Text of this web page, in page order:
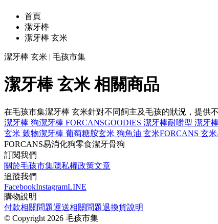
首頁
潔牙棒
潔牙棒 玄米
潔牙棒 玄米 | 毛孩市集
潔牙棒 玄米 相關商品
在毛孩市集潔牙棒 玄米針對不同飼主及毛孩的狀況，提供
潔牙棒 狗潔牙棒 FORCANSGOODIES 潔牙棒耐嚼型 潔牙棒
玄米 穀物潔牙棒 葡萄糖胺玄米 狗魚油 玄米FORCANS 玄米
FORCANS易消化狗零食潔牙骨狗
訂閱我們
關於毛孩市集隱私權政策文章
追蹤我們
FacebookInstagramLINE
購物說明
付款相關問題運送相關問題退換貨說明
© Copyright 2026 毛孩市集